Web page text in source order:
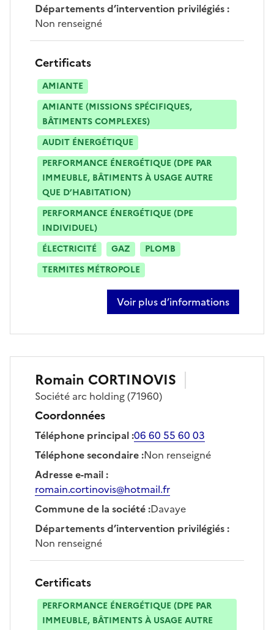
Départements d’intervention privilégiés:
Non renseigné
Certificats
AMIANTE
AMIANTE (MISSIONS SPÉCIFIQUES,
BÂTIMENTS COMPLEXES)
AUDIT ÉNERGÉTIQUE
PERFORMANCE ÉNERGÉTIQUE (DPE PAR
IMMEUBLE, BÂTIMENTS À USAGE AUTRE
QUE D’HABITATION)
PERFORMANCE ÉNERGÉTIQUE (DPE
INDIVIDUEL)
ÉLECTRICITÉ
GAZ
PLOMB
TERMITES MÉTROPOLE
Voir plus d’informations
sur juliette dos santos
Romain CORTINOVIS
Société arc holding(71960)
Coordonnées
Téléphone principal:06 60 55 60 03
Téléphone secondaire:Non renseigné
Adresse e-mail:
romain.cortinovis@hotmail.fr
Commune de la société:Davaye
Départements d’intervention privilégiés:
Non renseigné
Certificats
PERFORMANCE ÉNERGÉTIQUE (DPE PAR
IMMEUBLE, BÂTIMENTS À USAGE AUTRE